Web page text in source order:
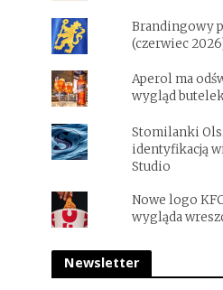
Brandingowy
(czerwiec
Aperol ma
wygląd
Stomilanki
identyfikacją
Studio
Nowe logo
wygląda
Newsletter